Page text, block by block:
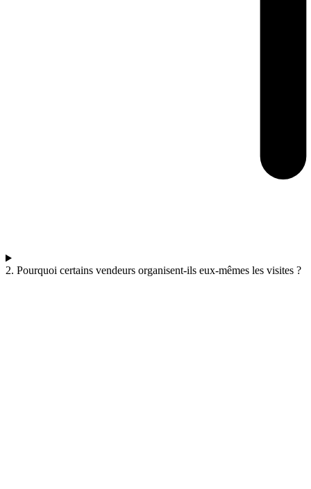
2. Pourquoi certains vendeurs organisent-ils eux-mêmes les visites ?